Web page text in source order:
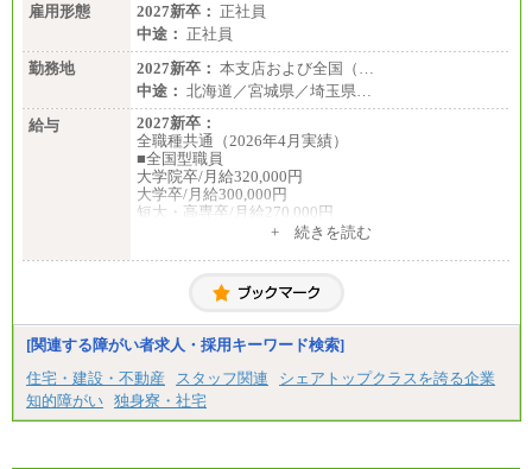
雇用形態
2027新卒： 正社員
中途： 正社員
勤務地
2027新卒： 本支店および全国（…
中途： 北海道／宮城県／埼玉県…
給与
2027新卒：
全職種共通（2026年4月実績）
■全国型職員
大学院卒/月給320,000円
大学卒/月給300,000円
短大・高専卒/月給270,000円
大学院卒/月給256,000円～288,000円
大学卒/月給240,000円～270,000円
短大・高専卒/月給216,000円～243,000円
■特定職員※
大学院卒/月給234,000円～263,000円
大学卒/月給219,000円～246,000円
短大・高専卒/月給197,000円～222,000円
※拠点型職員、特定職員の給与は、生活の拠点が定
+ 続きを読む
[関連する障がい者求人・採用キーワード検索]
住宅・建設・不動産
スタッフ関連
シェアトップクラスを誇る企業
知的障がい 独身寮・社宅